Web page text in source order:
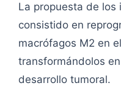
La propuesta de los
consistido en
macrófagos M2 en
transformándolos
desarrollo tumoral.